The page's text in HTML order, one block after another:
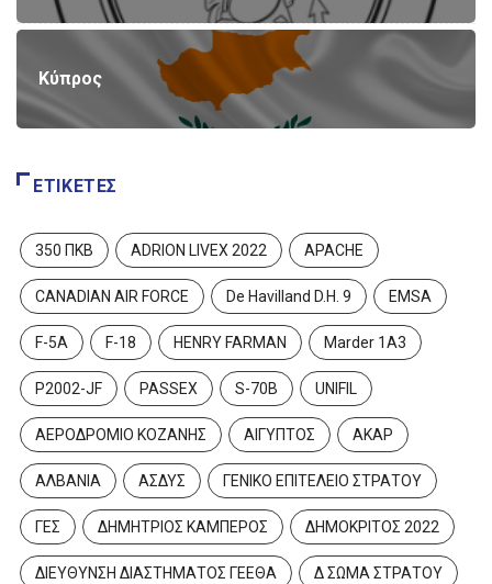
Κύπρος
ΕΤΙΚΈΤΕΣ
350 ΠΚΒ ADRION LIVEX 2022 APACHE
CANADIAN AIR FORCE De Havilland D.H. 9 EMSA
F-5A F-18 HENRY FARMAN Marder 1A3
P2002-JF PASSEX S-70B UNIFIL
ΑΕΡΟΔΡΟΜΙΟ ΚΟΖΑΝΗΣ ΑΙΓΥΠΤΟΣ ΑΚΑΡ
ΑΛΒΑΝΙΑ ΑΣΔΥΣ ΓΕΝΙΚΟ ΕΠΙΤΕΛΕΙΟ ΣΤΡΑΤΟΥ
ΓΕΣ ΔΗΜΗΤΡΙΟΣ ΚΑΜΠΕΡΟΣ ΔΗΜΟΚΡΙΤΟΣ 2022
ΔΙΕΥΘΥΝΣΗ ΔΙΑΣΤΗΜΑΤΟΣ ΓΕΕΘΑ Δ ΣΩΜΑ ΣΤΡΑΤΟΥ